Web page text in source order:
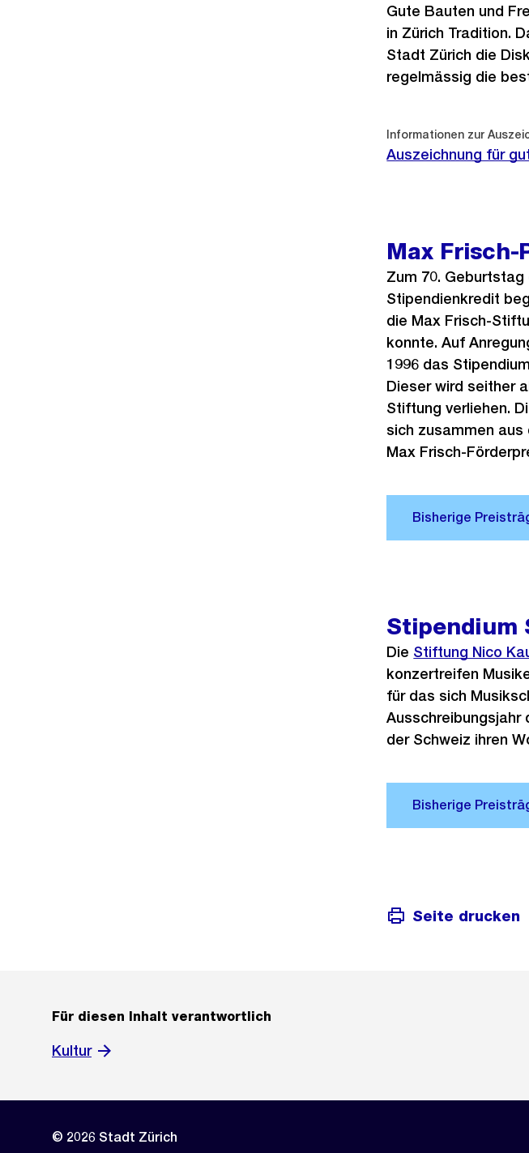
Gute Bauten und
in Zürich Tradition.
Stadt Zürich die
regelmässig die
Informationen zur
Auszeichnung für
Max
Zum 70.
Stipendienkredit
die Max Frisch-
konnte. Auf
1996 das
Dieser wird seither
Stiftung verliehen.
sich zusammen aus
Max Frisch-
Stipendium
Die Stiftung Nico
konzertreifen
für das sich
Ausschreibungsjahr
der Schweiz ihren
Seite drucken
Für diesen Inhalt verantwortlich
Kultur
© 2026 Stadt Zürich